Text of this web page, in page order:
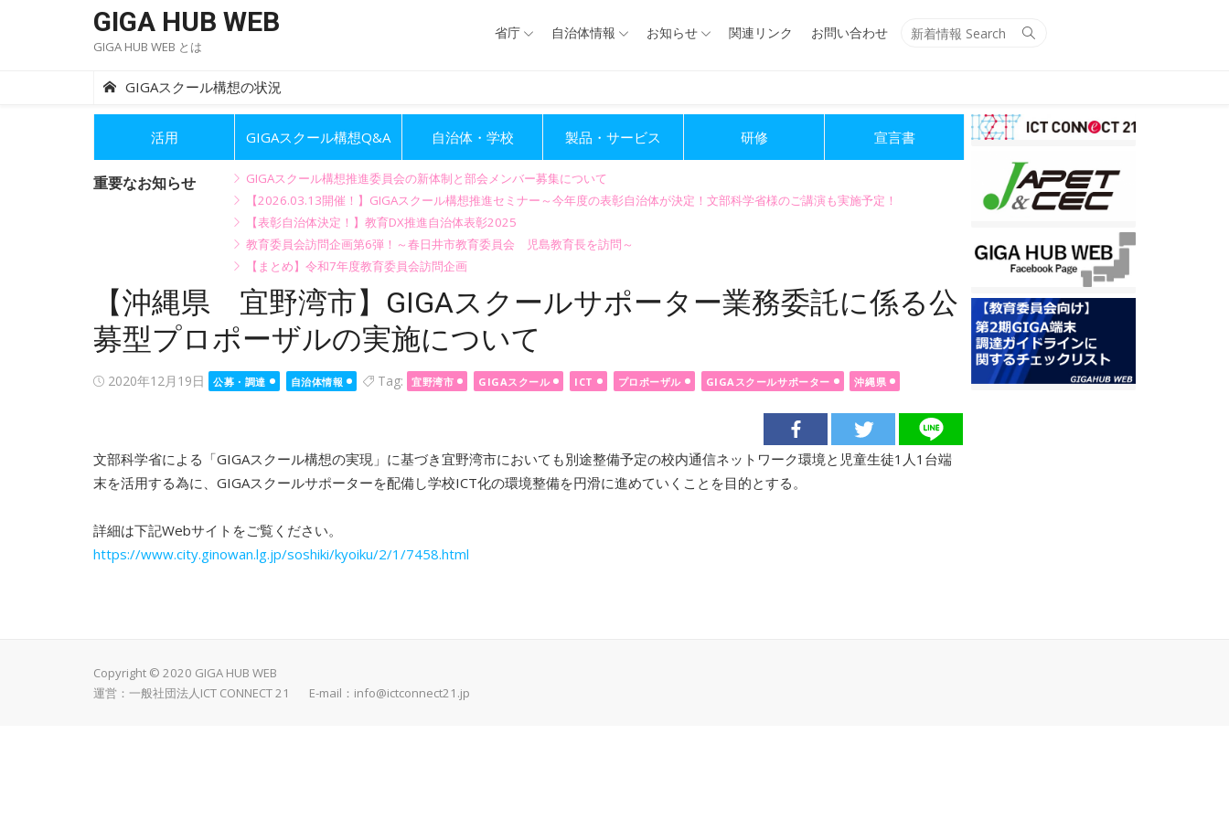
GIGA HUB WEB
GIGA HUB WEB とは
Search
省庁 自治体情報 お知らせ 関連リンク お問い合わせ
GIGAスクール構想の状況
活用 GIGAスクール構想Q&A 自治体・学校 製品・サービス 研修 宣言書
重要なお知らせ
GIGAスクール構想推進委員会の新体制と部会メンバー募集について
【2026.03.13開催！】GIGAスクール構想推進セミナー～今年度の表彰自治体が決定！文部科学省様のご講演も実施予定！
【表彰自治体決定！】教育DX推進自治体表彰2025
教育委員会訪問企画第6弾！～春日井市教育委員会 児島教育長を訪問～
【まとめ】令和7年度教育委員会訪問企画
【沖縄県 宜野湾市】GIGAスクールサポーター業務委託に係る公
募型プロポーザルの実施について
Posted
2020年12月19日 公募・調達 自治体情報 Tag: 宜野湾市 GIGAスクール ICT プロポーザル GIGAスクールサポーター 沖縄県
文部科学省による「GIGAスクール構想の実現」に基づき宜野湾市においても別途整備予定の校内通信ネットワーク環境と児童生徒1人1台端
末を活用する為に、GIGAスクールサポーターを配備し学校ICT化の環境整備を円滑に進めていくことを目的とする。
詳細は下記Webサイトをご覧ください。
https://www.city.ginowan.lg.jp/soshiki/kyoiku/2/1/7458.html
Copyright © 2020 GIGA HUB WEB
運営：一般社団法人ICT CONNECT 21 E-mail： info@ictconnect21.jp